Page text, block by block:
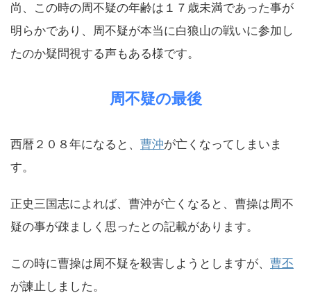
尚、この時の周不疑の年齢は１７歳未満であった事が
明らかであり、周不疑が本当に白狼山の戦いに参加し
たのか疑問視する声もある様です。
周不疑の最後
西暦２０８年になると、 曹沖が亡くなってしまいま
す。
正史三国志によれば、曹沖が亡くなると、曹操は周不
疑の事が疎ましく思ったとの記載があります。
この時に曹操は周不疑を殺害しようとしますが、 曹丕
が諫止しました。